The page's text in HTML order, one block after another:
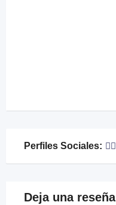
Perfiles Sociales:
Deja una reseña